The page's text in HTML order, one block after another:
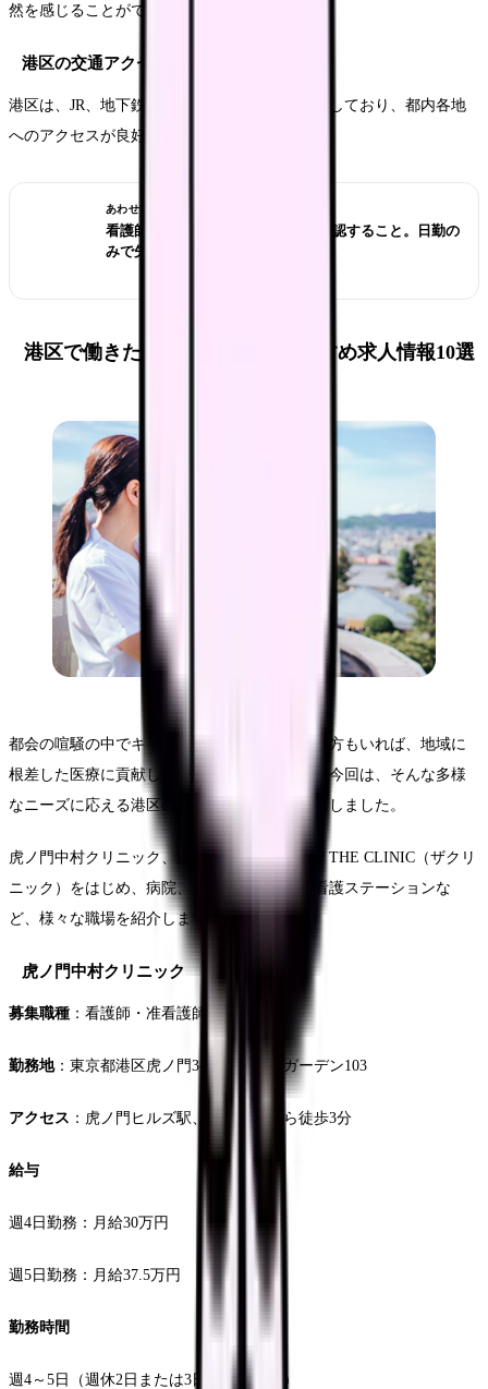
然を感じることができます。
港区の交通アクセス
港区は、JR、地下鉄、バスなど、交通網が発達しており、都内各地
へのアクセスが良好です。
あわせて読みたい
看護師が夜勤なし求人を探す前に確認すること。日勤の
みで失敗しない見方
港区で働きたい看護師必見！おすすめ求人情報10選
都会の喧騒の中でキャリアアップを目指したい方もいれば、地域に
根差した医療に貢献したい方もいるでしょう。今回は、そんな多様
なニーズに応える港区の看護師求人を10件厳選しました。
虎ノ門中村クリニック、新橋美容クリニック、THE CLINIC（ザクリ
ニック）をはじめ、病院、クリニック、訪問看護ステーションな
ど、様々な職場を紹介します。
虎ノ門中村クリニック
募集職種 ：看護師・准看護師
勤務地：東京都港区虎ノ門3-10-4 虎ノ門ガーデン103
アクセス ：虎ノ門ヒルズ駅、神谷町駅から徒歩3分
給与
週4日勤務：月給30万円
週5日勤務：月給37.5万円
勤務時間
週4～5日（週休2日または3日を選択可能）